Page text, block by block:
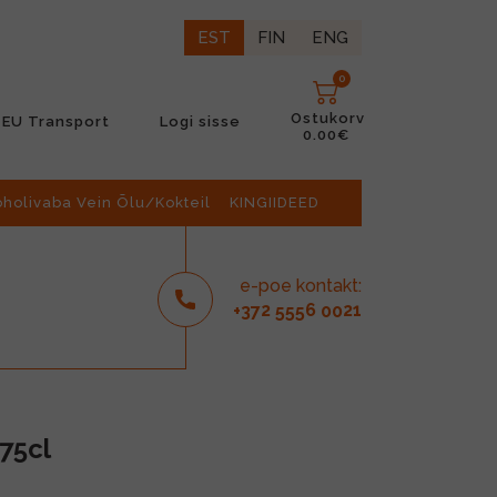
EST FIN ENG
EU Transport Logi sisse
0
Ostukorv
0.00€
Vein Õlu/Kokteil KINGIIDEED
e-poe kontakt:
+372 5556 0021